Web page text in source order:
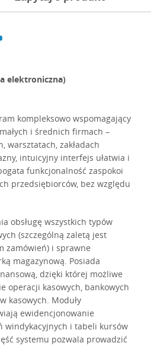
elektroniczna)
kompleksowo wspomagający
i średnich firmach –
warsztatach, zakładach
intuicyjny interfejs ułatwia i
funkcjonalność zaspokoi
przedsiębiorców, bez względu
obsługę wszystkich typów
(szczególną zaletą jest
zamówień) i sprawne
magazynową. Posiada
dzięki której możliwe
operacji kasowych, bankowych
kasowych. Moduły
ewidencjonowanie
windykacyjnych i tabeli kursów
systemu pozwala prowadzić